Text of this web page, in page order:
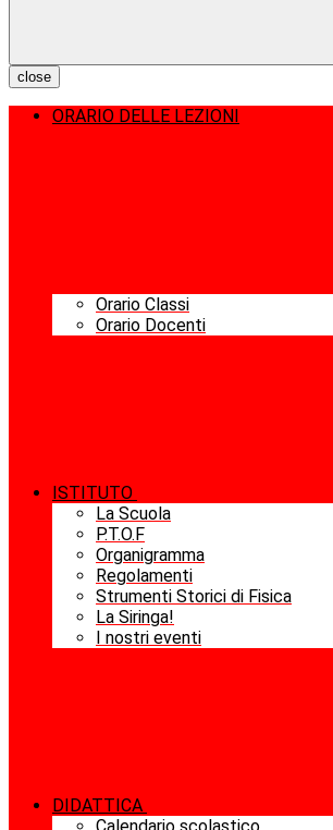
close
ORARIO DELLE LEZIONI
Orario Classi
Orario Docenti
ISTITUTO
La Scuola
P.T.O.F
Organigramma
Regolamenti
Strumenti Storici di Fisica
La Siringa!
I nostri eventi
DIDATTICA